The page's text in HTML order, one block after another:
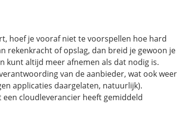
hoef je vooraf niet te voorspellen hoe hard
rekenkracht of opslag, dan breid je gewoon je
kunt altijd meer afnemen als dat nodig is.
van de aanbieder, wat ook weer
applicaties daargelaten, natuurlijk).
cloudleverancier heeft gemiddeld